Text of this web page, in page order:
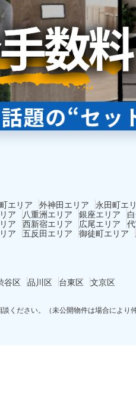
エリア 外神田エリア
永田町エ
ア 八重洲エリア 銀座エリア
ア 西新宿エリア 広尾エリア
ア 五反田エリア 御徒町エリア
谷区 品川区 台東区 文京区
ください。（未公開物件は場合により